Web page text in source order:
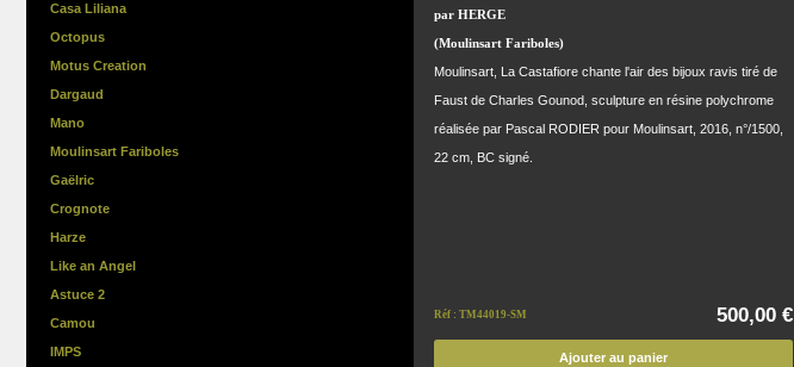
Casa Liliana
Octopus
Motus Creation
Dargaud
Mano
Moulinsart Fariboles
Gaëlric
Crognote
Harze
Like an Angel
Astuce 2
Camou
IMPS
par HERGE
(Moulinsart Fariboles)
Moulinsart, La Castafiore chante l'air des bijoux ravis tiré de
Faust de Charles Gounod, sculpture en résine polychrome
réalisée par Pascal RODIER pour Moulinsart, 2016, n°/1500,
22 cm, BC signé.
Réf : TM44019-SM 500,00 €
Ajouter au panier